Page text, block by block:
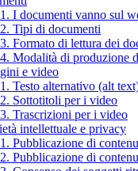
I documenti vanno sul
Tipi di documenti
Formato di lettura dei
Modalità di produzione
e video
Testo alternativo (alt
Sottotitoli per i video
Trascrizioni per i video
intellettuale e privacy
Pubblicazione di
Pubblicazione di